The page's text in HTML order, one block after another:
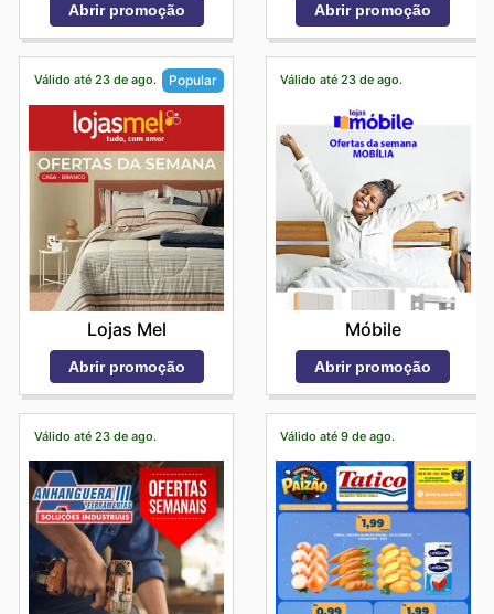
Abrir promoção Abrir promoção
Válido até 23 de ago. Popular
Lojas Mel
Abrir promoção
Válido até 23 de ago.
Móbile
Abrir promoção
Válido até 23 de ago. Válido até 9 de ago.